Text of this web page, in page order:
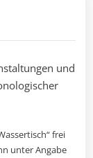
und
frei
unter Angabe